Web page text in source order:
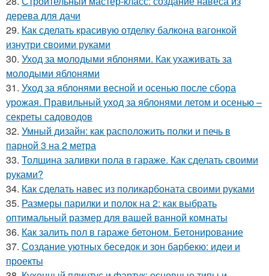
дерева для дачи
29. Как сделать красивую отделку балкона вагонкой
изнутри своими руками
30. Уход за молодыми яблонями. Как ухаживать за
молодыми яблонями
31. Уход за яблонями весной и осенью после сбора
урожая. Правильный уход за яблонями летом и осенью –
секреты садоводов
32. Умный дизайн: как расположить полки и печь в
парной 3 на 2 метра
33. Толщина заливки пола в гараже. Как сделать своими
руками?
34. Как сделать навес из поликарбоната своими руками
35. Размеры парилки и полок на 2: как выбрать
оптимальный размер для вашей ванной комнаты
36. Как залить пол в гараже бетоном. Бетонирование
37. Создание уютных беседок и зон барбекю: идеи и
проекты